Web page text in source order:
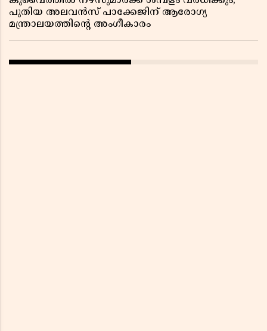
പുതിയ അലവൻസ് പാക്കേജിന് ആരോഗ്യ
മന്ത്രാലയത്തിൻ്റെ അംഗീകാരം